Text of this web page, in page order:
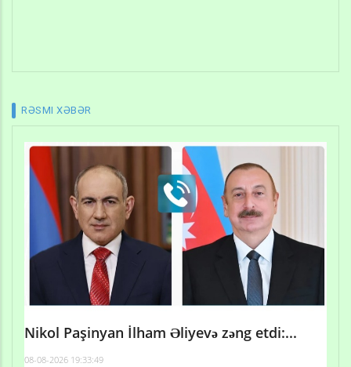
RƏSMI XƏBƏR
Nikol Paşinyan İlham Əliyevə zəng etdi:...
08-08-2026 19:33:49